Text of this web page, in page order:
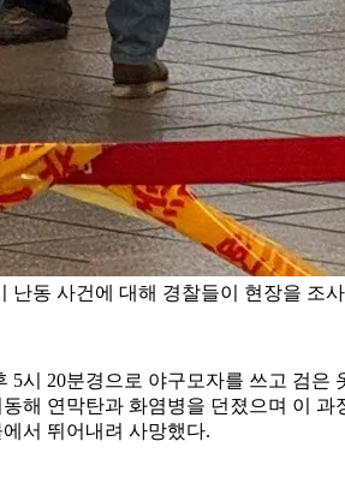
난동 사건에 대해 경찰들이 현장을 조
5시 20분경으로 야구모자를 쓰고 검
해 연막탄과 화염병을 던졌으며 이
서 뛰어내려 사망했다.